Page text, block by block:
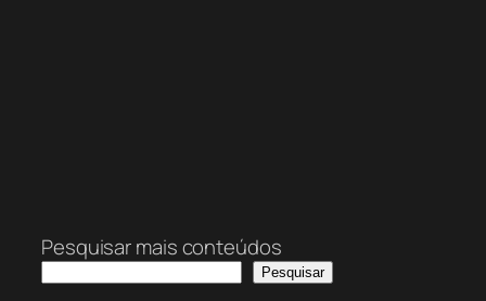
Pesquisar mais conteúdos
Pesquisar